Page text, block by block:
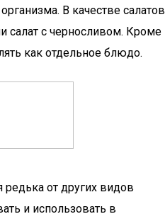
В качестве салатов
салат с черносливом. Кроме
как отдельное блюдо.
редька от других видов
и использовать в